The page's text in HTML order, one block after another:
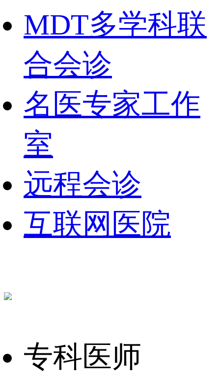
MDT多学科联
合会诊
名医专家工作
室
远程会诊
互联网医院
专科医师